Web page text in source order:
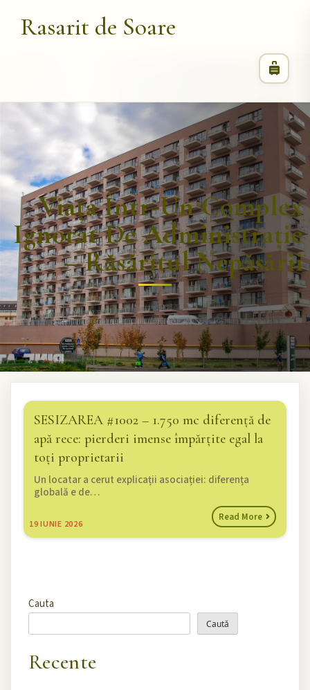
Rasarit de Soare
Viața Într-Un Complex
Ignorat De Administrație
– Răsăritul Nepăsării
SESIZAREA #1002 – 1.750 mc diferență de
apă rece: pierderi imense împărțite egal la
toți proprietarii
19IUNIE 2026
Un locatar a cerut explicații asociației: diferența
globală e de…
Read More
Cauta
Caută
Recente